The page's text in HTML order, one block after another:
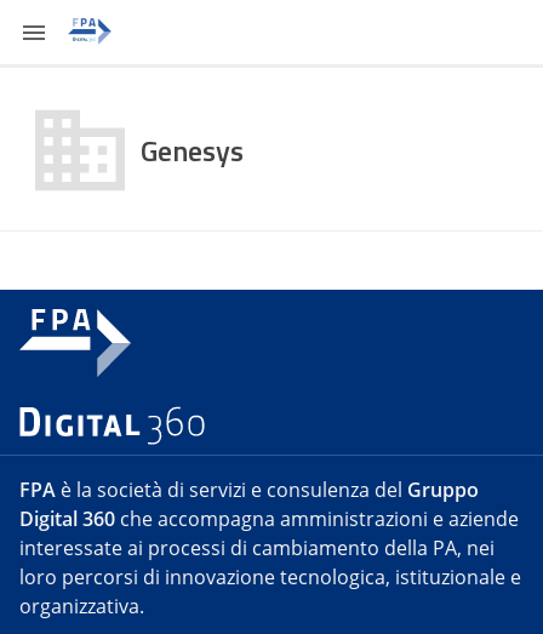
Genesys
FPA è la società di servizi e consulenza del Gruppo
Digital 360 che accompagna amministrazioni e aziende
interessate ai processi di cambiamento della PA, nei
loro percorsi di innovazione tecnologica, istituzionale e
organizzativa.